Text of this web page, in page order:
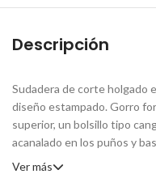
Descripción
Sudadera de corte holgado
diseño estampado. Gorro
superior, un bolsillo tipo
acanalado en los puños y
Ver más